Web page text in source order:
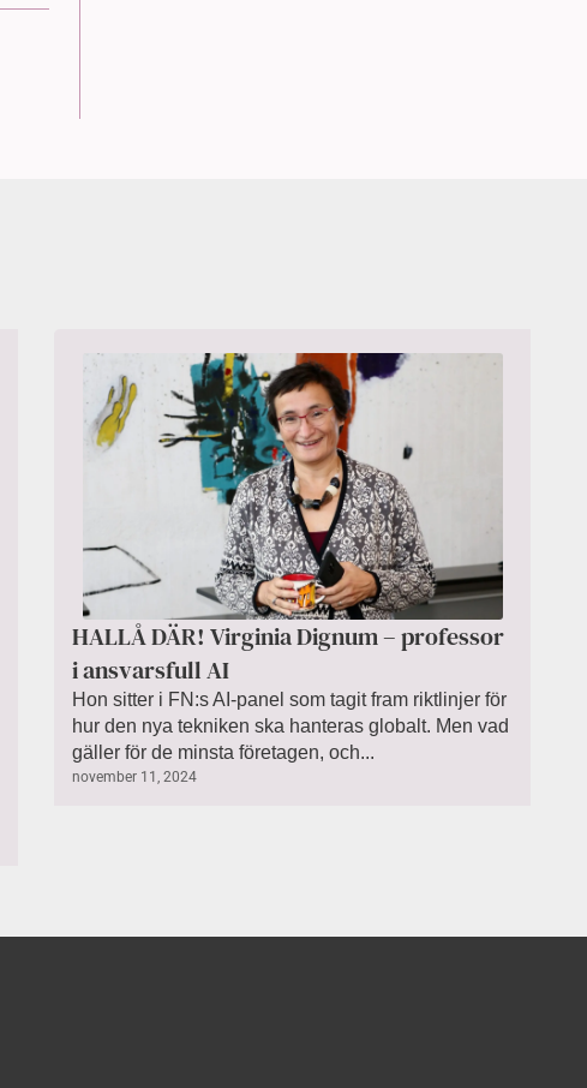
HALLÅ DÄR! Virginia Dignum – professor
i ansvarsfull AI
Hon sitter i FN:s AI-panel som tagit fram riktlinjer för
hur den nya tekniken ska hanteras globalt. Men vad
gäller för de minsta företagen, och...
november 11, 2024